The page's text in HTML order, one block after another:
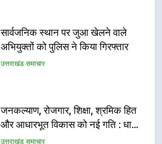
जनकल्याण, रोजगार, शिक्षा, श्रमिक हित
और आधारभूत विकास को नई गति : धामी
कैबिनेट के ऐतिहासिक फैसले
उत्तराखंड समाचार
एमडीडीए का अवैध प्लाटिंग और निर्माण पर
बड़ा एक्शन, दो स्थानों पर ध्वस्तीकरण,
मसूरी मार्ग पर अवैध निर्माण सील